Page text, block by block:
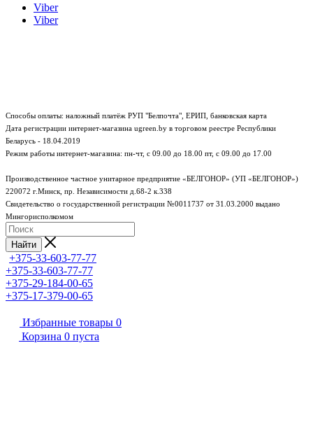
Viber
Viber
Способы оплаты: наложный платёж РУП "Белпочта", ЕРИП, банковская карта
Дата регистрации интернет-магазина ugreen.by в торговом реестре Республики
Беларусь - 18.04.2019
Режим работы интернет-магазина: пн-чт, с 09.00 до 18.00 пт, с 09.00 до 17.00
Производственное частное унитарное предприятие «БЕЛГОНОР» (УП «БЕЛГОНОР»)
220072 г.Минск, пр. Независимости д.68-2 к.338
Свидетельство о государственной регистрации №0011737 от 31.03.2000 выдано
Мингорисполкомом
Найти
+375-33-603-77-77
+375-33-603-77-77
+375-29-184-00-65
+375-17-379-00-65
Избранные товары 0
Корзина 0 пуста